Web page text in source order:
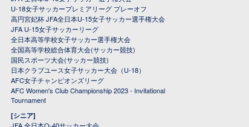
U-18女子サッカープレミアリーグ プレーオフ
高円宮妃杯 JFA全日本U-15女子サッカー選手権大会
JFA U-15女子サッカーリーグ
全日本高等学校女子サッカー選手権大会
全国高等学校総合体育大会(サッカー競技)
国民スポーツ大会(サッカー競技)
日本クラブユース女子サッカー大会（U-18）
AFC女子チャンピオンズリーグ
AFC Women's Club Championship 2023 - Invitational
Tournament
[シニア]